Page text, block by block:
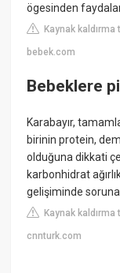
ögesinden
Kaynak kaldırma
bebek.com
Bebeklere
Karabayır,
birinin protein,
olduğuna dikkati
karbonhidrat
gelişiminde
Kaynak kaldırma
cnnturk.com